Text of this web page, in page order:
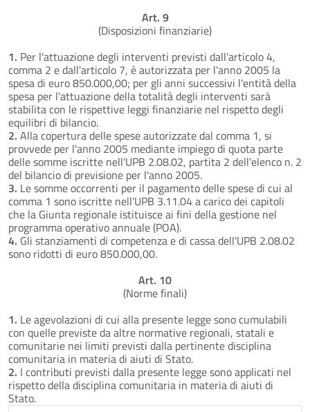
Art. 9
(Disposizioni finanziarie)
1. Per l'attuazione degli interventi previsti dall'articolo 4,
comma 2 e dall'articolo 7, è autorizzata per l'anno 2005 la
spesa di euro 850.000,00; per gli anni successivi l'entità della
spesa per l'attuazione della totalità degli interventi sarà
stabilita con le rispettive leggi finanziarie nel rispetto degli
equilibri di bilancio.
2. Alla copertura delle spese autorizzate dal comma 1, si
provvede per l'anno 2005 mediante impiego di quota parte
delle somme iscritte nell'UPB 2.08.02, partita 2 dell'elenco n. 2
del bilancio di previsione per l'anno 2005.
3. Le somme occorrenti per il pagamento delle spese di cui al
comma 1 sono iscritte nell'UPB 3.11.04 a carico dei capitoli
che la Giunta regionale istituisce ai fini della gestione nel
programma operativo annuale (POA).
4. Gli stanziamenti di competenza e di cassa dell'UPB 2.08.02
sono ridotti di euro 850.000,00.
Art. 10
(Norme finali)
1. Le agevolazioni di cui alla presente legge sono cumulabili
con quelle previste da altre normative regionali, statali e
comunitarie nei limiti previsti dalla pertinente disciplina
comunitaria in materia di aiuti di Stato.
2. I contributi previsti dalla presente legge sono applicati nel
rispetto della disciplina comunitaria in materia di aiuti di
Stato.